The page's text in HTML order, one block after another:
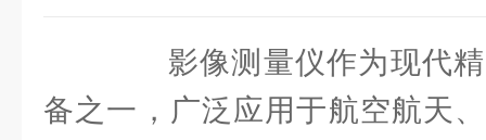
影像测量仪作为现代精
备之一，广泛应用于航空航天